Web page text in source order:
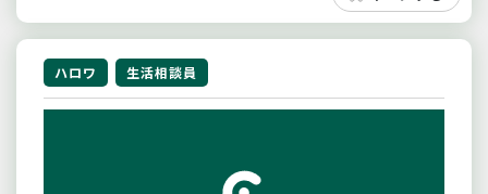
ハロワ 生活相談員